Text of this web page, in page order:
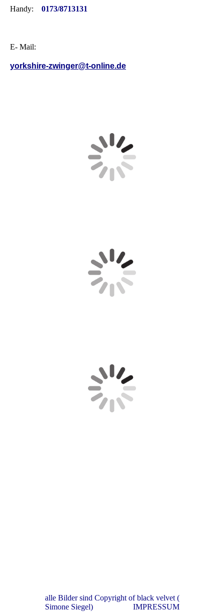
Handy:
0173/8713131
E- Mail:
yorkshire-zwinger@t-online.de
alle Bilder sind Copyright of black velvet (
Simone Siegel) IMPRESSUM